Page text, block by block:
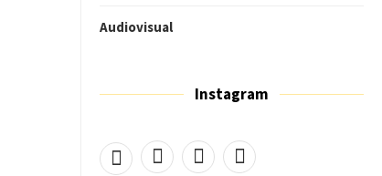
Audiovisual
Instagram